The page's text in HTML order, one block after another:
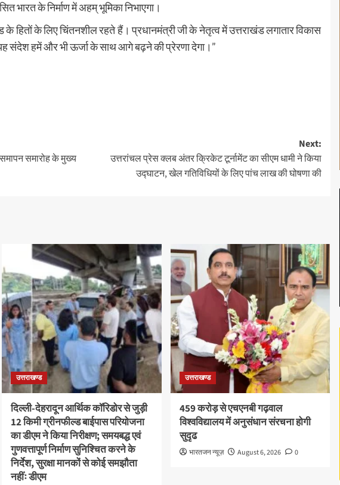
के निर्माण में अहम् भूमिका निभाएगा।
के हितों के लिए चिंतनशील रहते हैं। प्रधानमंत्री जी के नेतृत्व में उत्तराखंड लगातार विकास
संदेश हमें और भी ऊर्जा के साथ आगे बढ़ने की प्रेरणा देगा।”
समारोह के मुख्य
Next:
उत्तरांचल प्रेस क्लब अंतर क्रिकेट टूर्नामेंट का सीएम धामी ने किया
उद्घाटन, खेल गतिविधियों के लिए पांच लाख की घोषणा की
उत्तराखण्ड
दिल्ली-देहरादून आर्थिक कॉरिडोर से जुड़ी
12 किमी ग्रीनफील्ड बाईपास परियोजना
का डीएम ने किया निरीक्षण; समयबद्ध एवं
गुणवत्तापूर्ण निर्माण सुनिश्चित करने के
निर्देश, सुरक्षा मानकों से कोई समझौता
नहींः डीएम
उत्तराखण्ड
459 करोड़ से एचएनबी गढ़वाल
विश्वविद्यालय में अनुसंधान संरचना होगी
सुदृढ
भारतजन न्यूज़ August 6, 2026 0